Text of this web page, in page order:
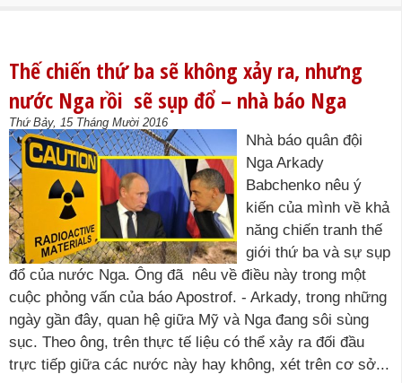
Thế chiến thứ ba sẽ không xảy ra, nhưng
nước Nga rồi sẽ sụp đổ – nhà báo Nga
Thứ Bảy, 15 Tháng Mười 2016
Nhà báo quân đội
Nga Arkady
Babchenko nêu ý
kiến của mình về khả
năng chiến tranh thế
giới thứ ba và sự sụp
đổ của nước Nga. Ông đã nêu về điều này trong một
cuộc phỏng vấn của báo Apostrof. - Arkady, trong những
ngày gần đây, quan hệ giữa Mỹ và Nga đang sôi sùng
sục. Theo ông, trên thực tế liệu có thể xảy ra đối đầu
trực tiếp giữa các nước này hay không, xét trên cơ sở...